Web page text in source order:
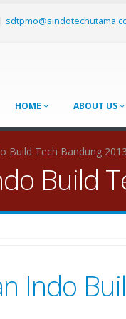
|
HOME ABOUT US
Build Tech Bandung
Build
Indo